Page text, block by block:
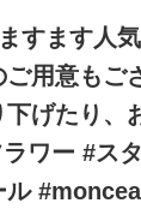
すます人
用意もご
下げたり、
ラワー #ス
ル